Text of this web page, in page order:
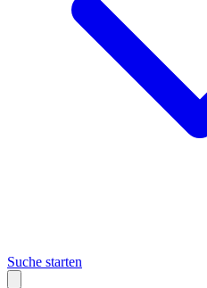
Suche starten